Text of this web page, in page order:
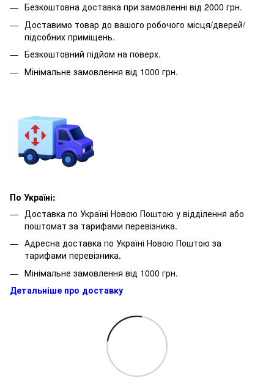
Безкоштовна доставка при замовленні від 2000 грн.
Доставимо товар до вашого робочого місця/дверей/
підсобних приміщень.
Безкоштовний підйом на поверх.
Мінімальне замовлення від 1000 грн.
По Україні:
Доставка по Україні Новою Поштою у відділення або
поштомат за тарифами перевізника.
Адресна доставка по Україні Новою Поштою за
тарифами перевізника.
Мінімальне замовлення від 1000 грн.
Детальніше про доставку